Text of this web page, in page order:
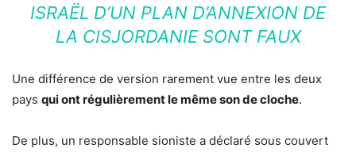
ISRAËL D’UN PLAN D’ANNEXION DE
LA CISJORDANIE SONT FAUX
Une différence de version rarement vue entre les deux
pays qui ont régulièrement le même son de cloche.
De plus, un responsable sioniste a déclaré sous couvert